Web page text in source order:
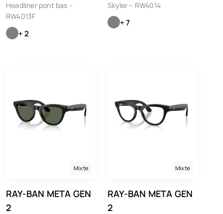
Headliner pont bas –
RW4013F
+ 2
Skyler – RW4014
+ 7
Mixte
RAY-BAN META GEN
2
Mixte
RAY-BAN META GEN
2